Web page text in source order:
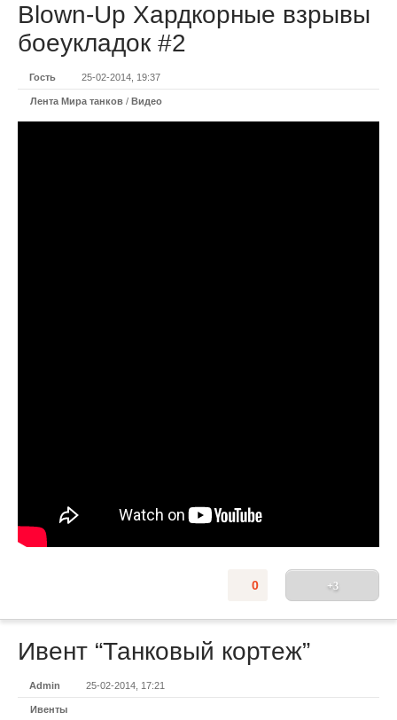
Blown-Up Хардкорные взрывы
боеукладок #2
Гость 25-02-2014, 19:37
Лента Мира танков / Видео
+3
0
Ивент “Танковый кортеж”
Admin 25-02-2014, 17:21
Ивенты